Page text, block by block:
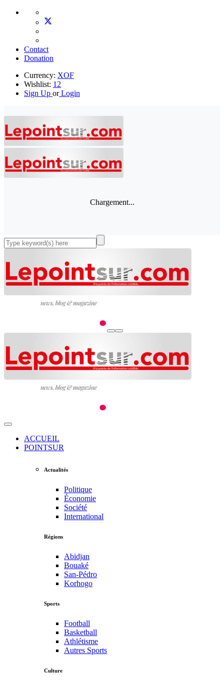
Contact
Donation
Currency: XOF
Wishlist: 12
Sign Up orLogin
Chargement...
ACCUEIL
POINTSUR
Actualités
Politique
Économie
Société
International
Régions
Abidjan
Bouaké
San-Pédro
Korhogo
Sports
Football
Basketball
Athlétisme
Autres Sports
Culture